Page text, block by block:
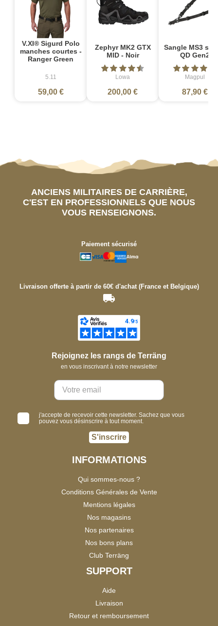
V.XI® Sigurd Polo
manches courtes -
Ranger Green
5.11
59,00 €
Zephyr MK2 GTX
MID - Noir
Lowa
200,00 €
Sangle MS3
QD Gen2
Magpul
87,90 €
ANCIENS MILITAIRES DE CARRIÈRE,
C'EST EN PROFESSIONNELS QUE NOUS
VOUS RENSEIGNONS.
Paiement sécurisé
Livraison offerte à partir de 60€ d'achat (France et Belgique)
Rejoignez les rangs de Terräng
en vous inscrivant à notre newsletter
j'accepte de recevoir cette newsletter. Sachez que vous
pouvez vous désinscrire à tout moment.
S'inscrire
INFORMATIONS
Qui sommes-nous ?
Conditions Générales de Vente
Mentions légales
Nos magasins
Nos partenaires
Nos bons plans
Club Terräng
SUPPORT
Aide
Livraison
Retour et remboursement